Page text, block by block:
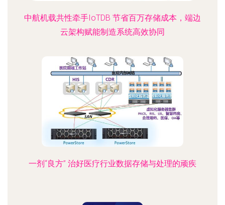
中航机载共性牵手IoTDB 节省百万存储成本，端边
云架构赋能制造系统高效协同
一剂“良方” 治好医疗行业数据存储与处理的顽疾